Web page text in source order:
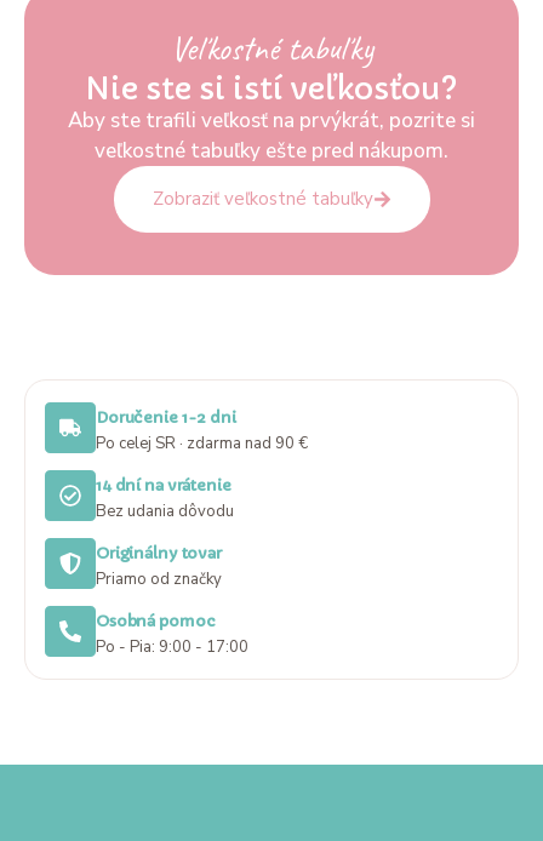
Veľkostné tabuľky
Nie ste si istí veľkosťou?
Aby ste trafili veľkosť na prvýkrát, pozrite si
veľkostné tabuľky ešte pred nákupom.
Zobraziť veľkostné tabuľky
Doručenie 1-2 dni
Po celej SR · zdarma nad 90 €
14 dní na vrátenie
Bez udania dôvodu
Originálny tovar
Priamo od značky
Osobná pomoc
Po - Pia: 9:00 - 17:00